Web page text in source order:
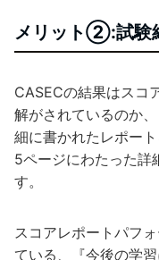
メリット②:試験
CASECの結果はスコ
解がされているのか
細に書かれたレポート
5ページにわたった詳
す。
スコアレポートパフ
ている、『今後の学